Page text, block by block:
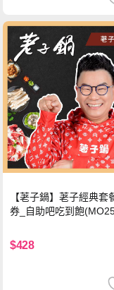
【荖子鍋】荖子經典套
券_自助吧吃到飽
$428